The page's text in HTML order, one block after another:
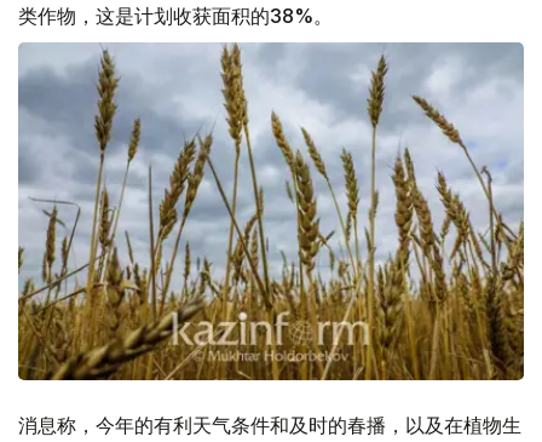
类作物，这是计划收获面积的38%。
消息称，今年的有利天气条件和及时的春播，以及在植物生